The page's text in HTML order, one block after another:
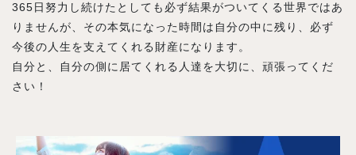
365日努力し続けたとしても必ず結果がついてくる世界ではあ
りませんが、その本気になった時間は自分の中に残り、必ず
今後の人生を支えてくれる財産になります。
自分と、自分の側に居てくれる人達を大切に、頑張ってくだ
さい！